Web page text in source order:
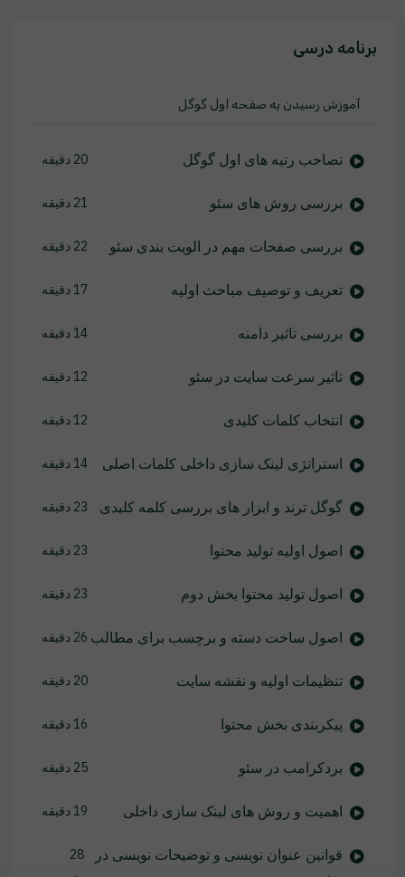
برنامه درسی
آموزش رسیدن به صفحه اول گوگل
تصاحب رتبه های اول گوگل 20 دقیقه
بررسی روش های سئو 21 دقیقه
بررسی صفحات مهم در الویت بندی سئو 22 دقیقه
تعریف و توصیف مباحث اولیه 17 دقیقه
بررسی تاثیر دامنه 14 دقیقه
تاثیر سرعت سایت در سئو 12 دقیقه
انتخاب کلمات کلیدی 12 دقیقه
استراتژی لینک سازی داخلی کلمات اصلی 14 دقیقه
گوگل ترند و ابزار های بررسی کلمه کلیدی 23 دقیقه
اصول اولیه تولید محتوا 23 دقیقه
اصول تولید محتوا بخش دوم 23 دقیقه
اصول ساخت دسته و برچسب برای مطالب 26 دقیقه
تنظیمات اولیه و نقشه سایت 20 دقیقه
پیکربندی بخش محتوا 16 دقیقه
بردکرامب در سئو 25 دقیقه
اهمیت و روش های لینک سازی داخلی 19 دقیقه
قوانین عنوان نویسی و توضیحات نویسی در
28